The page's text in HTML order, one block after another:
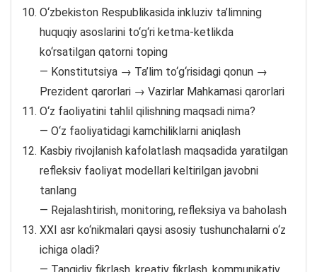
O‘zbekiston Respublikasida inkluziv ta’limning
huquqiy asoslarini to‘g‘ri ketma-ketlikda
ko‘rsatilgan qatorni toping
— Konstitutsiya → Ta’lim to‘g‘risidagi qonun →
Prezident qarorlari → Vazirlar Mahkamasi qarorlari
O‘z faoliyatini tahlil qilishning maqsadi nima?
— O‘z faoliyatidagi kamchiliklarni aniqlash
Kasbiy rivojlanish kafolatlash maqsadida yaratilgan
refleksiv faoliyat modellari keltirilgan javobni
tanlang
— Rejalashtirish, monitoring, refleksiya va baholash
XXI asr ko‘nikmalari qaysi asosiy tushunchalarni o‘z
ichiga oladi?